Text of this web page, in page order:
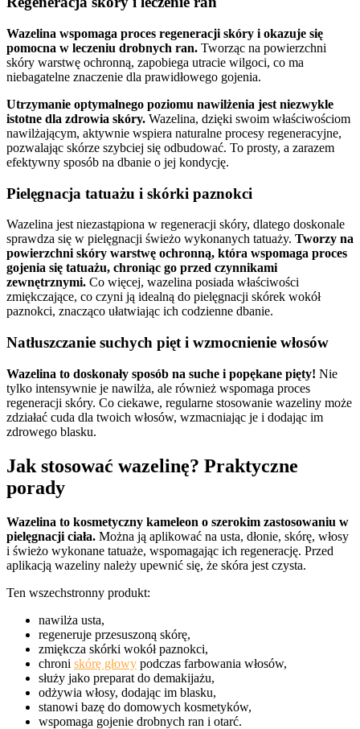
Wazelina wspomaga proces regeneracji skóry i okazuje się
pomocna w leczeniu drobnych ran. Tworząc na powierzchni
skóry warstwę ochronną, zapobiega utracie wilgoci, co ma
niebagatelne znaczenie dla prawidłowego gojenia.
Utrzymanie optymalnego poziomu nawilżenia jest niezwykle
istotne dla zdrowia skóry. Wazelina, dzięki swoim właściwościom
nawilżającym, aktywnie wspiera naturalne procesy regeneracyjne,
pozwalając skórze szybciej się odbudować. To prosty, a zarazem
efektywny sposób na dbanie o jej kondycję.
Pielęgnacja tatuażu i skórki paznokci
Wazelina jest niezastąpiona w regeneracji skóry, dlatego doskonale
sprawdza się w pielęgnacji świeżo wykonanych tatuaży. Tworzy na
powierzchni skóry warstwę ochronną, która wspomaga proces
gojenia się tatuażu, chroniąc go przed czynnikami
zewnętrznymi. Co więcej, wazelina posiada właściwości
zmiękczające, co czyni ją idealną do pielęgnacji skórek wokół
paznokci, znacząco ułatwiając ich codzienne dbanie.
Natłuszczanie suchych pięt i wzmocnienie włosów
Wazelina to doskonały sposób na suche i popękane pięty! Nie
tylko intensywnie je nawilża, ale również wspomaga proces
regeneracji skóry. Co ciekawe, regularne stosowanie wazeliny może
zdziałać cuda dla twoich włosów, wzmacniając je i dodając im
zdrowego blasku.
Jak stosować wazelinę? Praktyczne
porady
Wazelina to kosmetyczny kameleon o szerokim zastosowaniu w
pielęgnacji ciała. Można ją aplikować na usta, dłonie, skórę, włosy
i świeżo wykonane tatuaże, wspomagając ich regenerację. Przed
aplikacją wazeliny należy upewnić się, że skóra jest czysta.
Ten wszechstronny produkt:
nawilża usta,
regeneruje przesuszoną skórę,
zmiękcza skórki wokół paznokci,
chroni skórę głowy podczas farbowania włosów,
służy jako preparat do demakijażu,
odżywia włosy, dodając im blasku,
stanowi bazę do domowych kosmetyków,
wspomaga gojenie drobnych ran i otarć.